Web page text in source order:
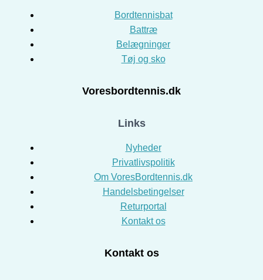
Bordtennisbat
Battræ
Belægninger
Tøj og sko
Voresbordtennis.dk
Links
Nyheder
Privatlivspolitik
Om VoresBordtennis.dk
Handelsbetingelser
Returportal
Kontakt os
Kontakt os